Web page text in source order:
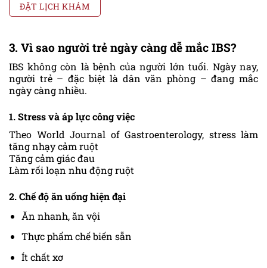
3. Vì sao người trẻ ngày càng dễ mắc IBS?
IBS không còn là bệnh của người lớn tuổi. Ngày nay,
người trẻ – đặc biệt là dân văn phòng – đang mắc
ngày càng nhiều.
1. Stress và áp lực công việc
Theo World Journal of Gastroenterology, stress làm
tăng nhạy cảm ruột
Tăng cảm giác đau
Làm rối loạn nhu động ruột
2. Chế độ ăn uống hiện đại
Ăn nhanh, ăn vội
Thực phẩm chế biến sẵn
Ít chất xơ